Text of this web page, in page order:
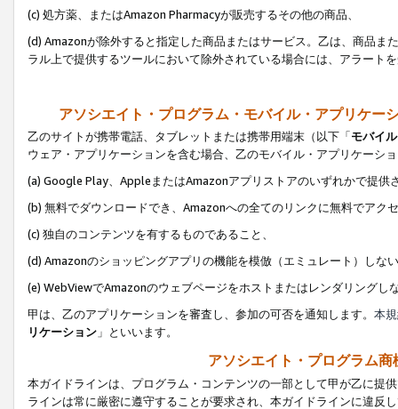
(c) 処方薬、またはAmazon Pharmacyが販売するその他の商品、
(d) Amazonが除外すると指定した商品またはサービス。乙は、商品ま
ラル上で提供するツールにおいて除外されている場合には、アラート
アソシエイト・プログラム・モバイル・アプリケー
乙のサイトが携帯電話、タブレットまたは携帯用端末（以下「モバイ
ウェア・アプリケーションを含む場合、乙のモバイル・アプリケーシ
(a) Google Play、AppleまたはAmazonアプリストアのいずれかで提供
(b) 無料でダウンロードでき、Amazonへの全てのリンクに無料でアク
(c) 独自のコンテンツを有するものであること、
(d) Amazonのショッピングアプリの機能を模倣（エミュレート）しな
(e) WebViewでAmazonのウェブページをホストまたはレンダリングし
甲は、乙のアプリケーションを審査し、参加の可否を通知します。 本
リケーション 」といいます。
アソシエイト・プログラム
本ガイドラインは、プログラム・コンテンツの一部として甲が乙に提
ラインは常に厳密に遵守することが要求され、本ガイドラインに違反